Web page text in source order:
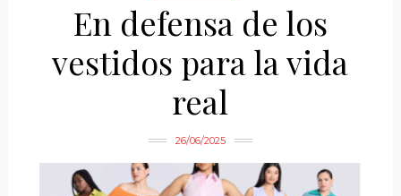
En defensa de los
vestidos para la vida
real
26/06/2025